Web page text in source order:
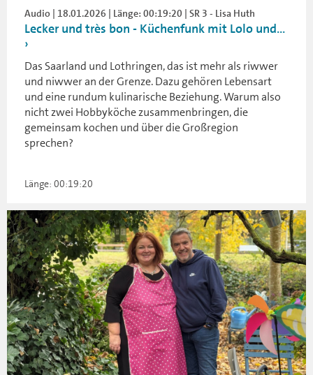
Audio | 18.01.2026 | Länge: 00:19:20 | SR 3 - Lisa Huth
Lecker und très bon - Küchenfunk mit Lolo und...
Das Saarland und Lothringen, das ist mehr als riwwer
und niwwer an der Grenze. Dazu gehören Lebensart
und eine rundum kulinarische Beziehung. Warum also
nicht zwei Hobbyköche zusammenbringen, die
gemeinsam kochen und über die Großregion
sprechen?
Länge: 00:19:20